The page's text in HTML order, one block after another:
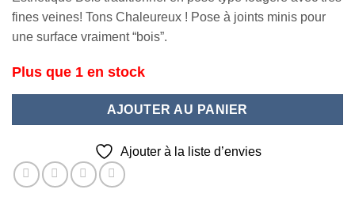
fines veines! Tons Chaleureux ! Pose à joints minis pour
une surface vraiment “bois”.
Plus que 1 en stock
AJOUTER AU PANIER
Ajouter à la liste d’envies